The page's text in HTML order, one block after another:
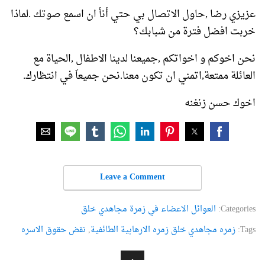
عزيزي رضا ,حاول الاتصال بي حتي أنأ ان اسمع صوتك .لماذا
خربت افضل فترة من شبابك؟
نحن اخوكم و اخواتكم ,جميعنا لدينا الاطفال ,الحياة مع
العائلة ممتعة,اتمني ان تكون معنا.نحن جميعاَ في انتظارك.
اخوك حسن زنغنه
Leave a Comment
Categories: العوائل الاعضاء في زمرة مجاهدي خلق
Tags: زمره مجاهدي خلق زمره الارهابية الطائفية,نقض حقوق الاسره